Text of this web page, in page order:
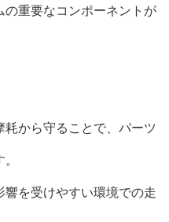
の重要なコンポーネントが
から守ることで、パーツ
を受けやすい環境での走